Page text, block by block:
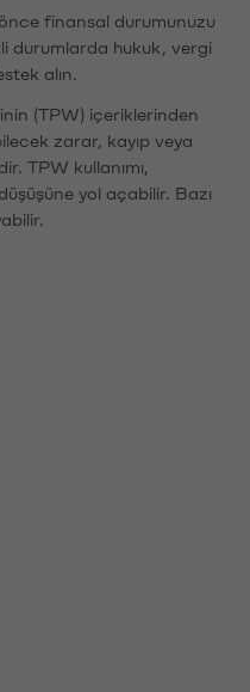
finansal durumunuzu
durumlarda hukuk, vergi
alın.
(TPW) içeriklerinden
zarar, kayıp veya
TPW kullanımı,
yol açabilir. Bazı